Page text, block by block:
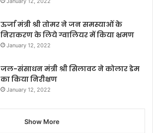
ऊर्जा मंत्री श्री तोमर ने जन समस्याओं के
निराकरण के लिये ग्वालियर में किया भ्रमण
January 12, 2022
जल-संसाधन मंत्री श्री सिलावट ने कोलार डेम
का किया निरीक्षण
January 12, 2022
Show More